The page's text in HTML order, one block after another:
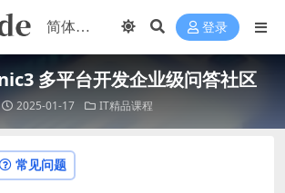
登录
多平台开发企业级问答社区
2025-01-17 IT精品课程
常见问题